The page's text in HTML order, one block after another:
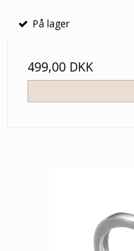
På lager
499,00 DKK